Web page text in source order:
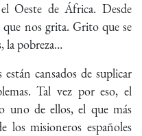
Oeste de África. Desde
nos grita. Grito que se
la pobreza…
cansados de suplicar
Tal vez por eso, el
uno de ellos, el que más
los misioneros españoles